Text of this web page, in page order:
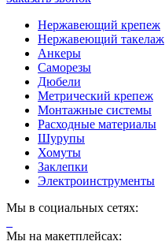
Нержавеющий крепеж
Нержавеющий такелаж
Анкеры
Саморезы
Дюбели
Метрический крепеж
Монтажные системы
Расходные материалы
Шурупы
Хомуты
Заклепки
Электроинструменты
Мы в социальных сетях:
Мы на макетплейсах: